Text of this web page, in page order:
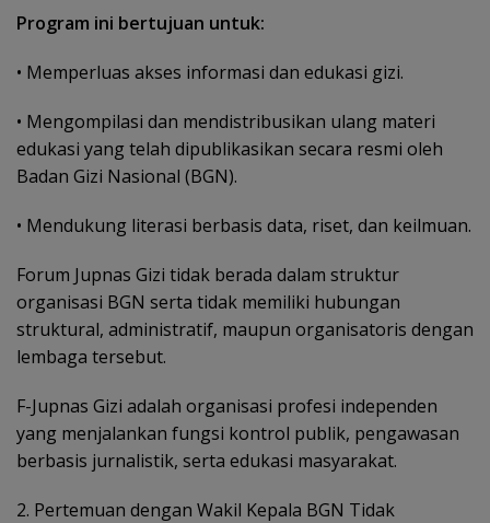
Program ini bertujuan untuk:
• Memperluas akses informasi dan edukasi gizi.
• Mengompilasi dan mendistribusikan ulang materi
edukasi yang telah dipublikasikan secara resmi oleh
Badan Gizi Nasional (BGN).
• Mendukung literasi berbasis data, riset, dan keilmuan.
Forum Jupnas Gizi tidak berada dalam struktur
organisasi BGN serta tidak memiliki hubungan
struktural, administratif, maupun organisatoris dengan
lembaga tersebut.
F-Jupnas Gizi adalah organisasi profesi independen
yang menjalankan fungsi kontrol publik, pengawasan
berbasis jurnalistik, serta edukasi masyarakat.
2. Pertemuan dengan Wakil Kepala BGN Tidak